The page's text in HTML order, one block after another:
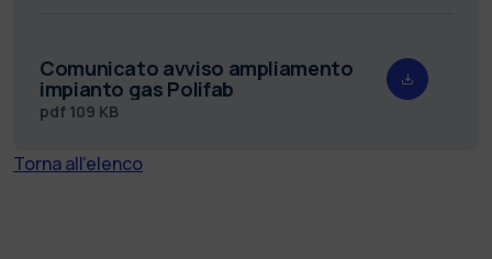
Comunicato avviso ampliamento
impianto gas Polifab
pdf 109 KB
Torna all'elenco